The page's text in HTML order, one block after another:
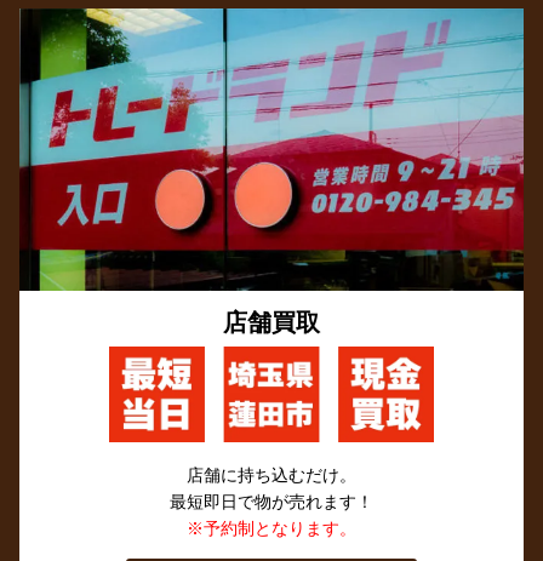
店舗買取
店舗に持ち込むだけ。
最短即日で物が売れます！
※予約制となります。